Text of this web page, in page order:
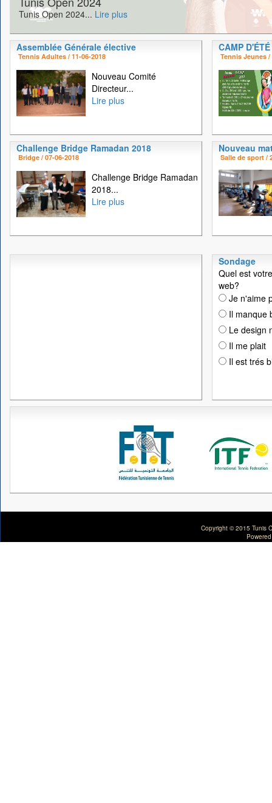
Tunis Open 2024... Lire plus
Assemblée Générale élective
Tennis Adultes / 11-06-2018
Nouveau Comité
Directeur...
Lire plus
CAMP
Tennis Jeunes /
Challenge Bridge Ramadan 2018
Bridge / 07-06-2018
Challenge Bridge Ramadan
2018...
Lire plus
Nouveau
Salle de sport /
Sondage
Quel est
web?
Je n'aime
Il manque
Le design
Il me plait
Il est trés
Copyright © 2015 Tunis